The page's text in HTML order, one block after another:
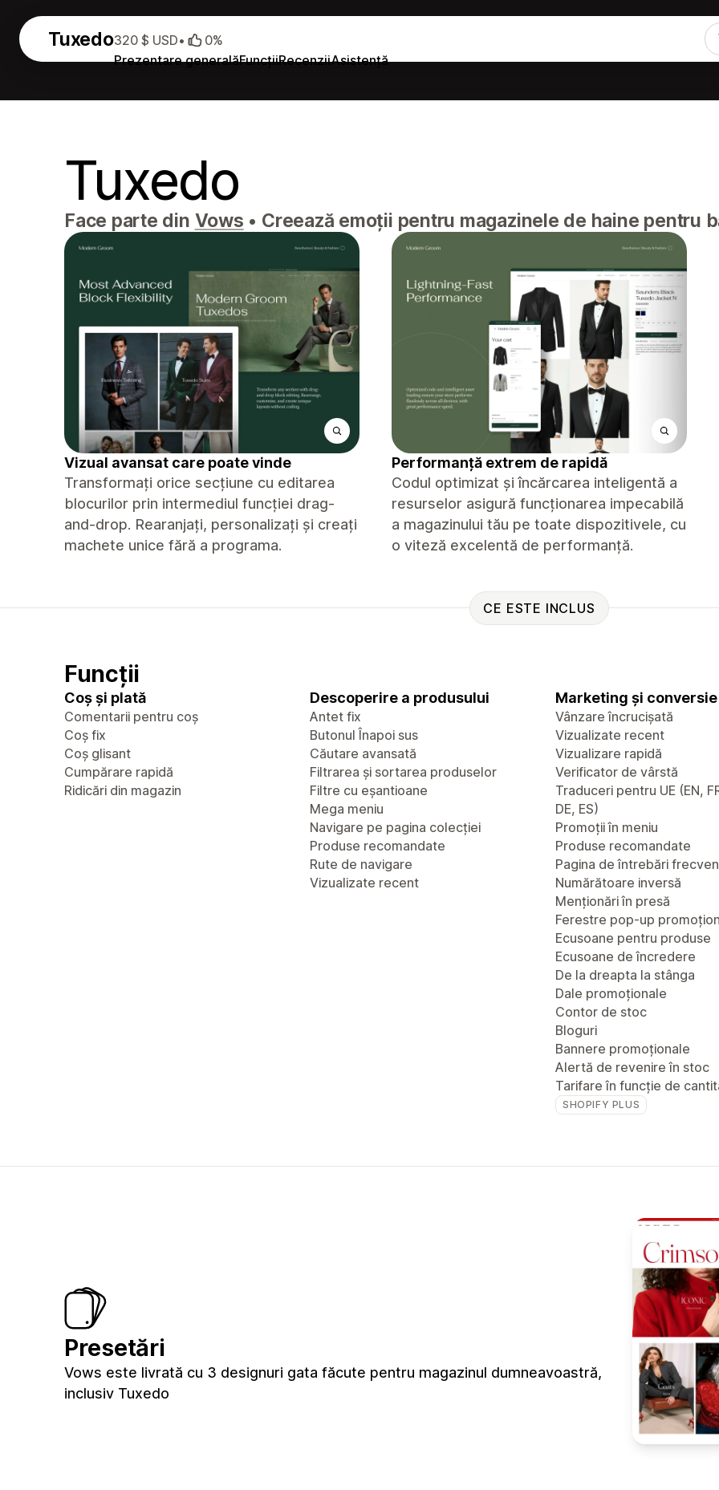
Tuxedo
Prezentare generalăFuncțiiRecenziiAsistență
320 $ USD• 0%
Tuxedo
Face parte din Vows • Creează emoții pentru magazinele de haine pentru
Vizual avansat care poate vinde
Transformați orice secțiune cu editarea
blocurilor prin intermediul funcției drag-
and-drop. Rearanjați, personalizați și creați
machete unice fără a programa.
Performanță extrem de rapidă
Codul optimizat și încărcarea inteligentă a
resurselor asigură funcționarea impecabilă
a magazinului tău pe toate dispozitivele, cu
o viteză excelentă de performanță.
CE ESTE INCLUS
Funcții
Coș și plată
Comentarii pentru coș
Coș fix
Coș glisant
Cumpărare rapidă
Ridicări din magazin
Descoperire a produsului
Antet fix
Butonul Înapoi sus
Căutare avansată
Filtrarea și sortarea produselor
Filtre cu eșantioane
Mega meniu
Navigare pe pagina colecției
Produse recomandate
Rute de navigare
Vizualizate recent
Marketing și conversie
Vânzare încrucișată
Vizualizate recent
Vizualizare rapidă
Verificator de vârstă
Traduceri pentru UE (EN,
DE, ES)
Promoții în meniu
Produse recomandate
Pagina de întrebări
Numărătoare inversă
Menționări în presă
Ferestre pop-up
Ecusoane pentru produse
Ecusoane de încredere
De la dreapta la stânga
Dale promoționale
Contor de stoc
Bloguri
Bannere promoționale
Alertă de revenire în stoc
Tarifare în funcție de
SHOPIFY PLUS
Presetări
Vows este livrată cu 3 designuri gata făcute pentru magazinul dumneavoastră,
inclusiv Tuxedo